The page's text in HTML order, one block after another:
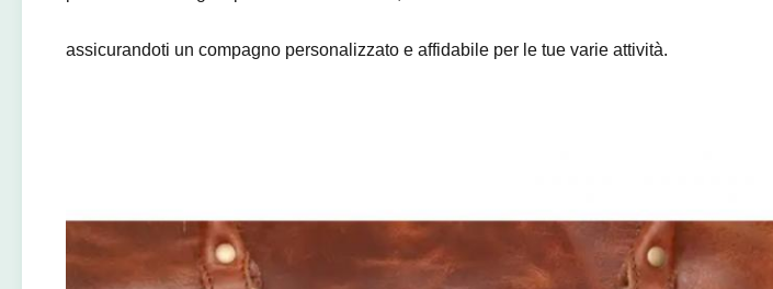
assicurandoti un compagno personalizzato e affidabile per le tue varie attività.